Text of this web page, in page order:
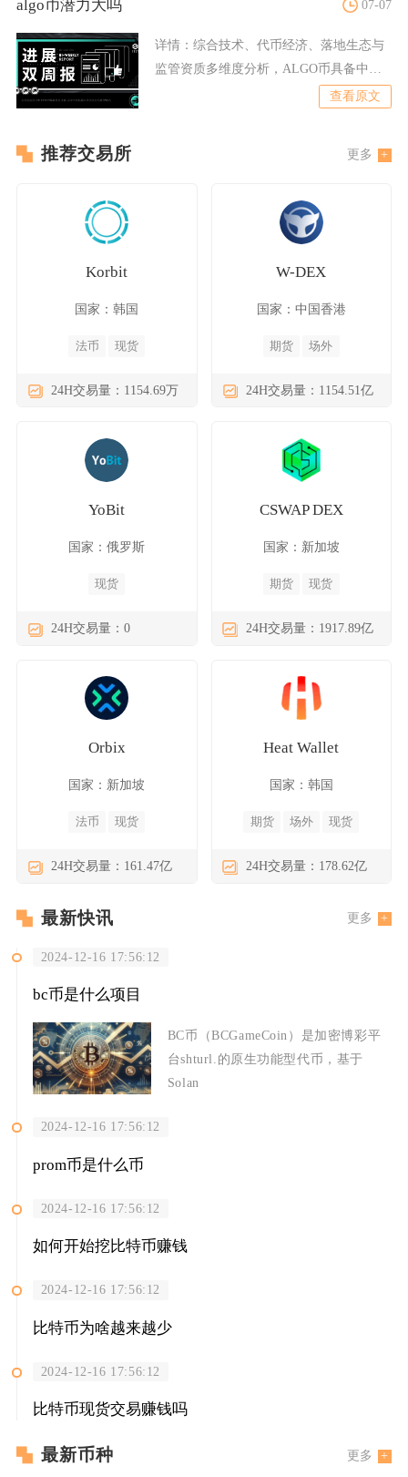
algo币潜力大吗 07-07
详情： 综合技术、代币经济、落地生态与
监管资质多维度分析，ALGO币具备中长
查看原文
推荐交易所 更多
Korbit
国家：韩国
法币 现货
24H交易量：1154.69万
W-DEX
国家：中国香港
期货 场外
24H交易量：1154.51亿
YoBit
国家：俄罗斯
现货
24H交易量：0
CSWAP DEX
国家：新加坡
期货 现货
24H交易量：1917.89亿
Orbix
国家：新加坡
法币 现货
24H交易量：161.47亿
Heat Wallet
国家：韩国
期货 场外 现货
24H交易量：178.62亿
最新快讯 更多
2024-12-16 17:56:12
bc币是什么项目
BC币（BCGameCoin）是加密博彩平
台shturl.的原生功能型代币，基于
Solan
2024-12-16 17:56:12
prom币是什么币
2024-12-16 17:56:12
如何开始挖比特币赚钱
2024-12-16 17:56:12
比特币为啥越来越少
2024-12-16 17:56:12
比特币现货交易赚钱吗
最新币种 更多